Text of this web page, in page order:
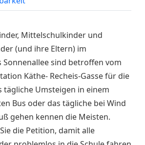
Mittelschulkinder und
(und ihre Eltern) im
Sonnenallee sind betroffen vom
Käthe- Recheis-Gasse für die
tägliche Umsteigen in einem
Bus oder das tägliche bei Wind
gehen kennen die Meisten.
die Petition, damit alle